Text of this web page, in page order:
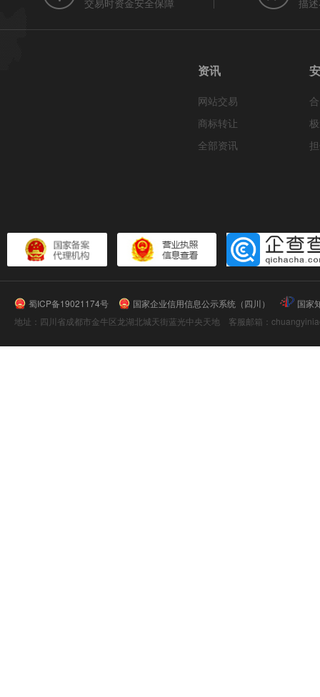
交易时资金安全保障 描
资讯
网站交易
商标转让
全部资讯
蜀ICP备19021174号 国家企业信用信息公示系统（四川）
国家
地址：四川省成都市金牛区龙湖北城天街蓝光中央天地 客服邮箱：